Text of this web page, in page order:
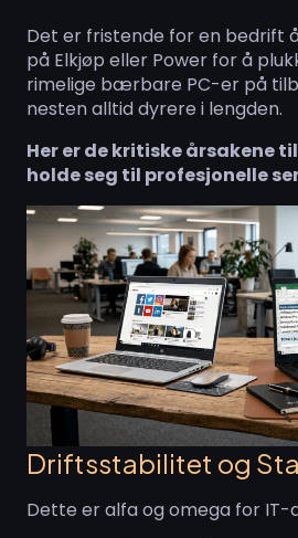
Det er fristende for en bedrift
på Elkjøp eller Power for å
rimelige bærbare PC-er på
nesten alltid dyrere i lengden.
Her er de kritiske årsakene
holde seg til profesjonelle
Driftsstabilitet og
Dette er alfa og omega for IT-